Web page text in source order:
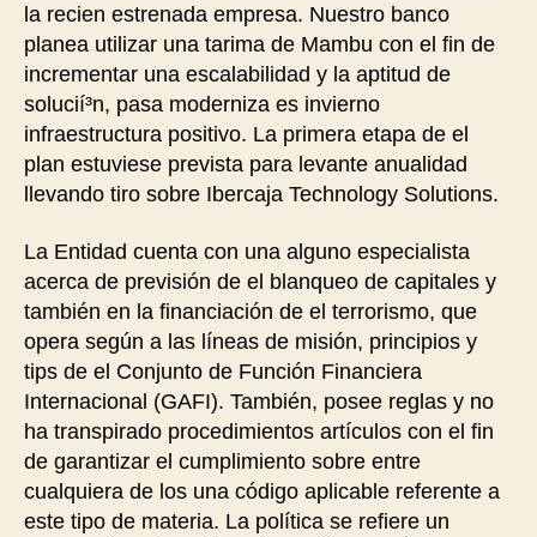
la recien estrenada empresa. Nuestro banco
planea utilizar una tarima de Mambu con el fin de
incrementar una escalabilidad y la aptitud de
solucií³n, pasa moderniza es invierno
infraestructura positivo. La primera etapa de el
plan estuviese prevista para levante anualidad
llevando tiro sobre Ibercaja Technology Solutions.
La Entidad cuenta con una alguno especialista
acerca de previsión de el blanqueo de capitales y
también en la financiación de el terrorismo, que
opera según a las líneas de misión, principios y
tips de el Conjunto de Función Financiera
Internacional (GAFI). También, posee reglas y no
ha transpirado procedimientos artículos con el fin
de garantizar el cumplimiento sobre entre
cualquiera de los una código aplicable referente a
este tipo de materia. La política se refiere un